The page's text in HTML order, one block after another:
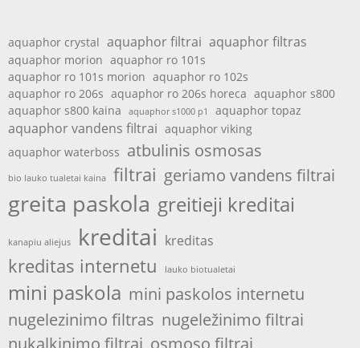
aquaphor crystal aquaphor filtrai aquaphor filtras
aquaphor morion aquaphor ro 101s
aquaphor ro 101s morion aquaphor ro 102s
aquaphor ro 206s aquaphor ro 206s horeca aquaphor s800
aquaphor s800 kaina
aquaphor s1000 p1 aquaphor topaz
aquaphor vandens filtrai aquaphor viking
aquaphor waterboss atbulinis osmosas
bio lauko tualetai kaina filtrai geriamo vandens filtrai
greita paskola greitieji kreditai
kanapiu aliejus kreditai kreditas
kreditas internetu lauko biotualetai
mini paskola mini paskolos internetu
nugelezinimo filtras nugeležinimo filtrai
nukalkinimo filtrai osmoso filtrai